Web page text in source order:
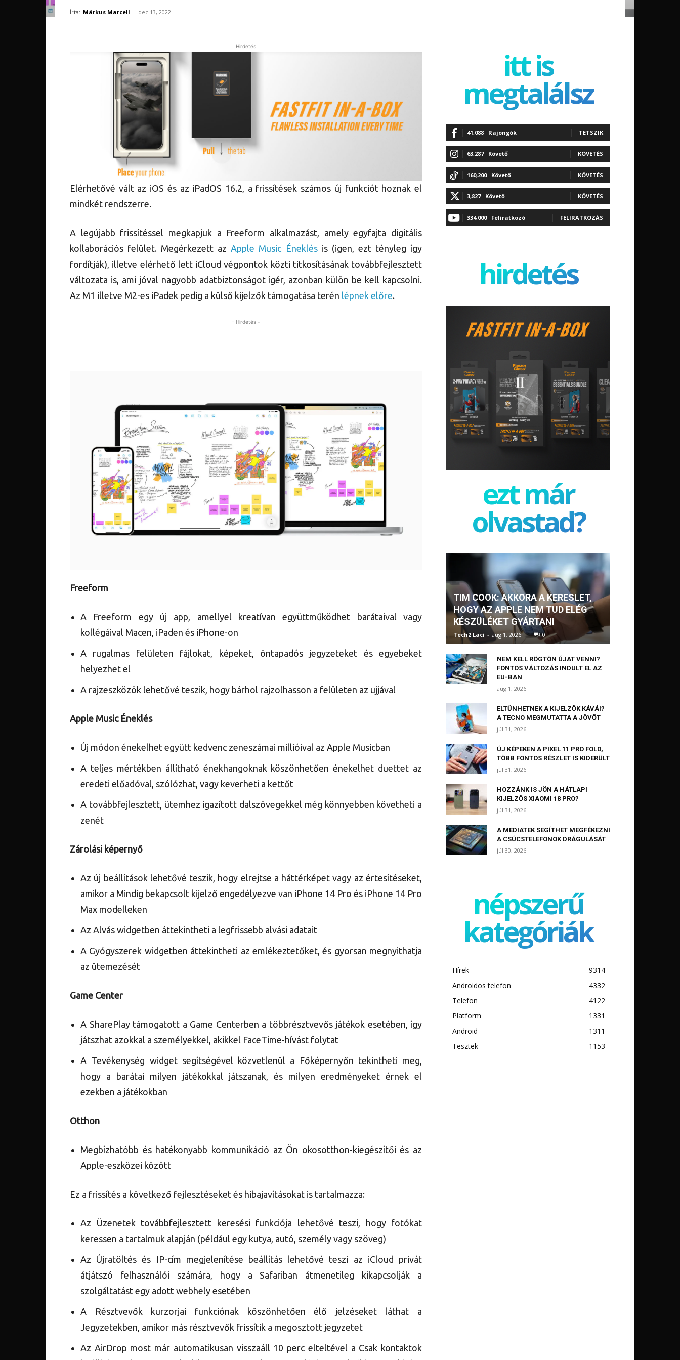
Írta: Márkus Marcell - dec 13, 2022
Hirdetés
Elérhetővé vált az iOS és az iPadOS 16.2, a frissítések számos új funkciót hoznak el
mindkét rendszerre.
A legújabb frissítéssel megkapjuk a Freeform alkalmazást, amely egyfajta digitális
kollaborációs felület. Megérkezett azApple Music Éneklésis (igen, ezt tényleg így
fordítják), illetve elérhető lett iCloud végpontok közti titkosításának továbbfejlesztett
változata is, ami jóval nagyobb adatbiztonságot ígér, azonban külön be kell kapcsolni.
Az M1 illetve M2-es iPadek pedig a külső kijelzők támogatása terén lépnek előre.
- Hirdetés -
Freeform
A Freeform egy új app, amellyel kreatívan együttműködhet barátaival vagy
kollégáival Macen, iPaden és iPhone-on
A rugalmas felületen fájlokat, képeket, öntapadós jegyzeteket és egyebeket
helyezhet el
A rajzeszközök lehetővé teszik, hogy bárhol rajzolhasson a felületen az ujjával
Apple Music Éneklés
Új módon énekelhet együtt kedvenc zeneszámai millióival az Apple Musicban
A teljes mértékben állítható énekhangoknak köszönhetően énekelhet duettet az
eredeti előadóval, szólózhat, vagy keverheti a kettőt
A továbbfejlesztett, ütemhez igazított dalszövegekkel még könnyebben követheti a
zenét
Zárolási képernyő
Az új beállítások lehetővé teszik, hogy elrejtse a háttérképet vagy az értesítéseket,
amikor a Mindig bekapcsolt kijelző engedélyezve van iPhone 14 Pro és iPhone 14 Pro
Max modelleken
Az Alvás widgetben áttekintheti a legfrissebb alvási adatait
A Gyógyszerek widgetben áttekintheti az emlékeztetőket, és gyorsan megnyithatja
az ütemezését
Game Center
A SharePlay támogatott a Game Centerben a többrésztvevős játékok esetében, így
játszhat azokkal a személyekkel, akikkel FaceTime-hívást folytat
A Tevékenység widget segítségével közvetlenül a Főképernyőn tekintheti meg,
hogy a barátai milyen játékokkal játszanak, és milyen eredményeket érnek el
ezekben a játékokban
Otthon
Megbízhatóbb és hatékonyabb kommunikáció az Ön okosotthon-kiegészítői és az
Apple-eszközei között
Ez a frissítés a következő fejlesztéseket és hibajavításokat is tartalmazza:
Az Üzenetek továbbfejlesztett keresési funkciója lehetővé teszi, hogy fotókat
keressen a tartalmuk alapján (például egy kutya, autó, személy vagy szöveg)
Az Újratöltés és IP-cím megjelenítése beállítás lehetővé teszi az iCloud privát
átjátszó felhasználói számára, hogy a Safariban átmenetileg kikapcsolják a
szolgáltatást egy adott webhely esetében
A Résztvevők kurzorjai funkciónak köszönhetően élő jelzéseket láthat a
Jegyzetekben, amikor más résztvevők frissítik a megosztott jegyzetet
Az AirDrop most már automatikusan visszaáll 10 perc elteltével a Csak kontaktok
itt is
megtalálsz
41,088 Rajongók TETSZIK
63,287 Követő KÖVETÉS
160,200 Követő KÖVETÉS
3,827 Követő KÖVETÉS
334,000 Feliratkozó FELIRATKOZÁS
hirdetés
ezt már
olvastad?
TIM COOK: AKKORA A KERESLET,
HOGY AZ APPLE NEM TUD ELÉG
KÉSZÜLÉKET GYÁRTANI
Tech2 Laci - aug 1, 2026 0
NEM KELL RÖGTÖN ÚJAT VENNI?
FONTOS VÁLTOZÁS INDULT EL AZ
EU-BAN
aug 1, 2026
ELTŰNHETNEK A KIJELZŐK KÁVÁI?
A TECNO MEGMUTATTA A JÖVŐT
júl 31, 2026
ÚJ KÉPEKEN A PIXEL 11 PRO FOLD,
TÖBB FONTOS RÉSZLET IS KIDERÜLT
júl 31, 2026
HOZZÁNK IS JÖN A HÁTLAPI
KIJELZŐS XIAOMI 18 PRO?
júl 31, 2026
A MEDIATEK SEGÍTHET MEGFÉKEZNI
A CSÚCSTELEFONOK DRÁGULÁSÁT
júl 30, 2026
népszerű
kategóriák
Hírek
9314
Androidos telefon
4332
Telefon
4122
Platform
1331
Android
1311
Tesztek
1153